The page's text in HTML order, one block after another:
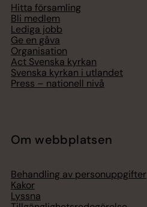
Hitta församling
Bli medlem
Lediga jobb
Ge en gåva
Organisation
Act Svenska kyrkan
Svenska kyrkan i utlandet
Press – nationell nivå
Om webbplatsen
Behandling av personuppgifter
Kakor
Lyssna